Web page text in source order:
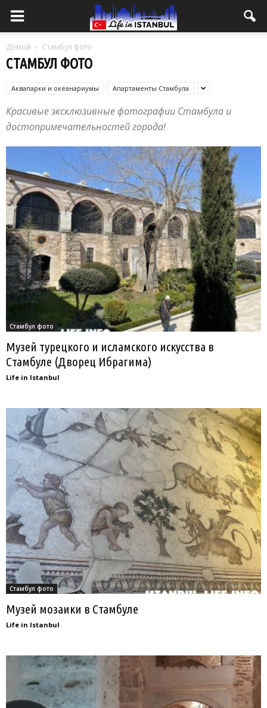
Домой Стамбул фото
СТАМБУЛ ФОТО
Аквапарки и океанариумы Апартаменты Стамбула
Красивые эксклюзивные фотографии Стамбула и
достопримечательностей города!
Стамбул фото
Музей турецкого и исламского искусства в
Стамбуле (Дворец Ибрагима)
Life in Istanbul
Стамбул фото
Музей мозаики в Стамбуле
Life in Istanbul